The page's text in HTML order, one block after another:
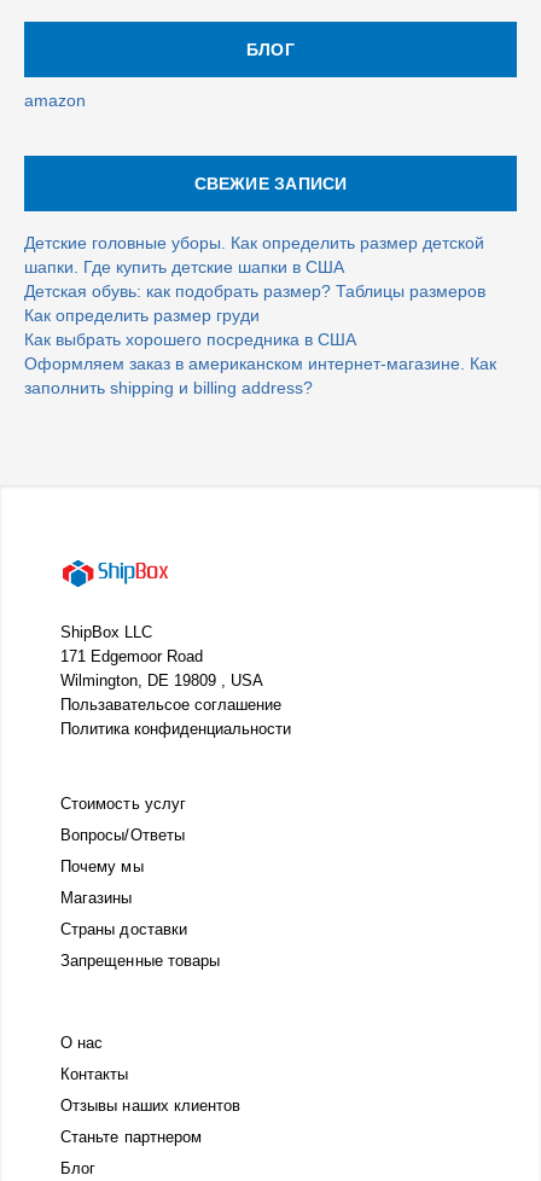
БЛОГ
amazon
СВЕЖИЕ ЗАПИСИ
Детские головные уборы. Как определить размер детской
шапки. Где купить детские шапки в США
Детская обувь: как подобрать размер? Таблицы размеров
Как определить размер груди
Как выбрать хорошего посредника в США
Оформляем заказ в американском интернет-магазине. Как
заполнить shipping и billing address?
ShipBox LLC
171 Edgemoor Road
Wilmington, DE 19809 , USA
Пользавательсое соглашение
Политика конфиденциальности
Стоимость услуг
Вопросы/Ответы
Почему мы
Магазины
Страны доставки
Запрещенные товары
О нас
Контакты
Отзывы наших клиентов
Станьте партнером
Блог